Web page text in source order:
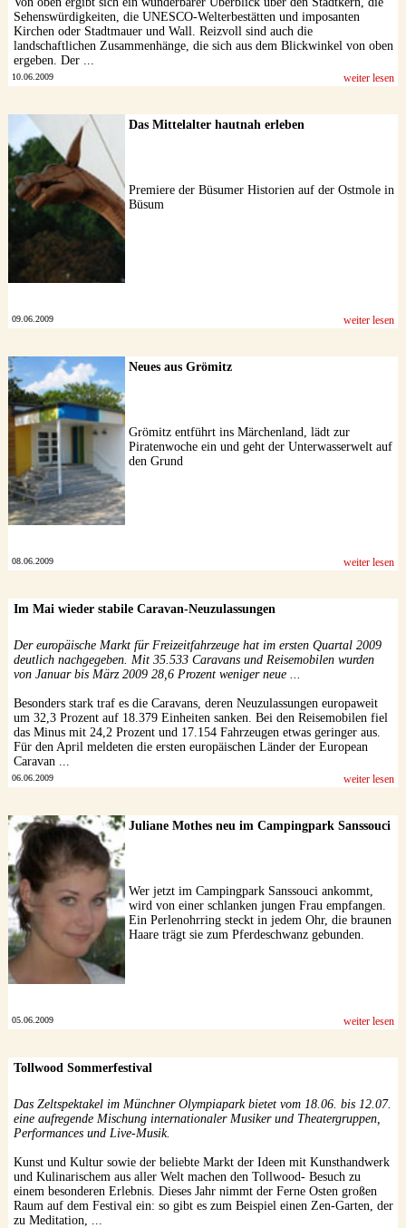
Sehenswürdigkeiten, die UNESCO-Welterbestätten und imposanten
Kirchen oder Stadtmauer und Wall. Reizvoll sind auch die
landschaftlichen Zusammenhänge, die sich aus dem Blickwinkel von oben
ergeben. Der ...
10.06.2009 weiter lesen
Das Mittelalter hautnah erleben
Premiere der Büsumer Historien auf der Ostmole in
Büsum
09.06.2009 weiter lesen
Neues aus Grömitz
Grömitz entführt ins Märchenland, lädt zur
Piratenwoche ein und geht der Unterwasserwelt auf
den Grund
08.06.2009 weiter lesen
Im Mai wieder stabile Caravan-Neuzulassungen
Der europäische Markt für Freizeitfahrzeuge hat im ersten Quartal 2009
deutlich nachgegeben. Mit 35.533 Caravans und Reisemobilen wurden
von Januar bis März 2009 28,6 Prozent weniger neue ...
Besonders stark traf es die Caravans, deren Neuzulassungen europaweit
um 32,3 Prozent auf 18.379 Einheiten sanken. Bei den Reisemobilen fiel
das Minus mit 24,2 Prozent und 17.154 Fahrzeugen etwas geringer aus.
Für den April meldeten die ersten europäischen Länder der European
Caravan ...
06.06.2009 weiter lesen
Juliane Mothes neu im Campingpark Sanssouci
Wer jetzt im Campingpark Sanssouci ankommt,
wird von einer schlanken jungen Frau empfangen.
Ein Perlenohrring steckt in jedem Ohr, die braunen
Haare trägt sie zum Pferdeschwanz gebunden.
05.06.2009 weiter lesen
Tollwood Sommerfestival
Das Zeltspektakel im Münchner Olympiapark bietet vom 18.06. bis 12.07.
eine aufregende Mischung internationaler Musiker und Theatergruppen,
Performances und Live-Musik.
Kunst und Kultur sowie der beliebte Markt der Ideen mit Kunsthandwerk
und Kulinarischem aus aller Welt machen den Tollwood- Besuch zu
einem besonderen Erlebnis. Dieses Jahr nimmt der Ferne Osten großen
Raum auf dem Festival ein: so gibt es zum Beispiel einen Zen-Garten, der
zu Meditation, ...